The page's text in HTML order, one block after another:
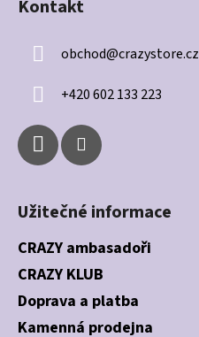
Kontakt
obchod@crazystore.cz
+420 602 133 223
Užitečné informace
CRAZY ambasadoři
CRAZY KLUB
Doprava a platba
Kamenná prodejna